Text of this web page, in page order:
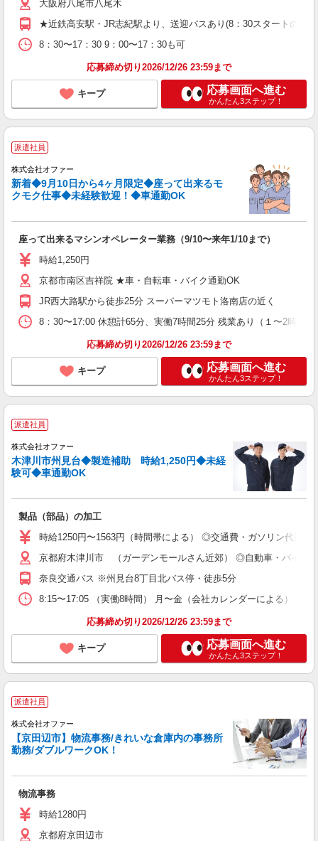
大阪府八尾市八尾木
★近鉄高安駅・JR志紀駅より、送迎バスあり(8：30スタートの
8：30〜17：30 9：00〜17：30も可
応募締め切り2026/12/26 23:59まで
キープ 応募画面へ進む
かんたん3ステップ！
派遣社員
株式会社オファー
新着◆9月10日から4ヶ月限定◆座って出来るモ
クモク仕事◆未経験歓迎！◆車通勤OK
座って出来るマシンオペレーター業務（9/10〜来年1/10まで）
時給1,250円
京都市南区吉祥院 ★車・自転車・バイク通勤OK
JR西大路駅から徒歩25分 スーパーマツモト洛南店の近く
8：30〜17:00 休憩計65分、実働7時間25分 残業あり（１〜2時間
応募締め切り2026/12/26 23:59まで
キープ 応募画面へ進む
かんたん3ステップ！
派遣社員
株式会社オファー
木津川市州見台◆製造補助 時給1,250円◆未経
験可◆車通勤OK
製品（部品）の加工
時給1250円〜1563円（時間帯による） ◎交通費・ガソリン代補
京都府木津川市 （ガーデンモールさん近郊） ◎自動車・バイク
奈良交通バス ※州見台8丁目北バス停・徒歩5分
8:15〜17:05 （実働8時間） 月〜金（会社カレンダーによる） ※多
応募締め切り2026/12/26 23:59まで
キープ 応募画面へ進む
かんたん3ステップ！
派遣社員
株式会社オファー
【京田辺市】物流事務/きれいな倉庫内の事務所
勤務/ダブルワークOK！
物流事務
時給1280円
京都府京田辺市